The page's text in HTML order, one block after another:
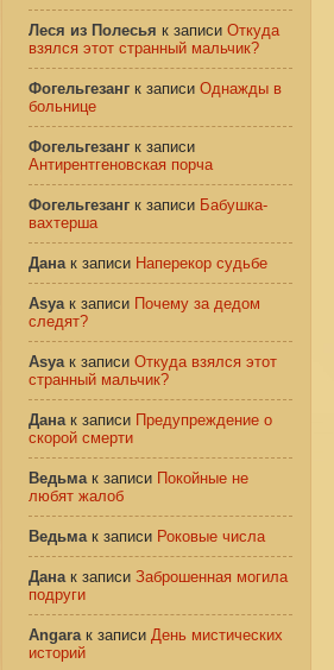
Леся из Полесья к записи Откуда
взялся этот странный мальчик?
Фогельгезанг к записи Однажды в
больнице
Фогельгезанг к записи
Антирентгеновская порча
Фогельгезанг к записи Бабушка-
вахтерша
Данак записи Наперекор судьбе
Asyaк записи Почему за дедом
следят?
Asyaк записи Откуда взялся этот
странный мальчик?
Данак записи Предупреждение о
скорой смерти
Ведьмак записи Покойные не
любят жалоб
Ведьмак записи Роковые числа
Данак записи Заброшенная могила
подруги
Angaraк записи День мистических
историй